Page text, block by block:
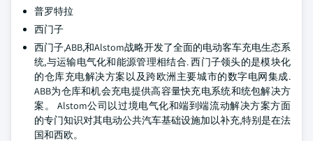
普罗特拉
西门子
西门子,ABB,和Alstom战略开发了全面的电动客车充电生态系
统,与运输电气化和能源管理相结合. 西门子领头的是模块化
的仓库充电解决方案以及跨欧洲主要城市的数字电网集成.
ABB为仓库和机会充电提供高容量快充电系统和统包解决方
案。 Alstom公司以过境电气化和端到端流动解决方案方面
的专门知识对其电动公共汽车基础设施加以补充,特别是在法
国和西欧。